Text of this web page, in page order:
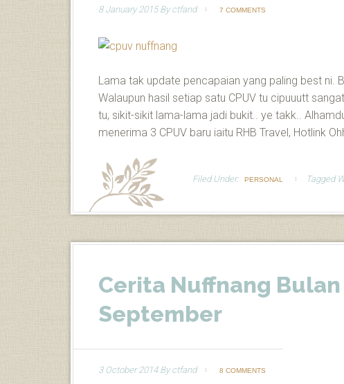
8 January 2015Byctfand 7 COMMENTS
Lama tak update pencapaian yang paling best ni.
Walaupun hasil setiap satu CPUV tu cipuuutt
tu, sikit-sikit lama-lama jadi bukit.. ye takk..
menerima 3 CPUV baru iaitu RHB Travel, Hotlink
Filed Under: PERSONAL Tagged
Cerita Nuffnang Bulan
September
3 October 2014Byctfand 8 COMMENTS